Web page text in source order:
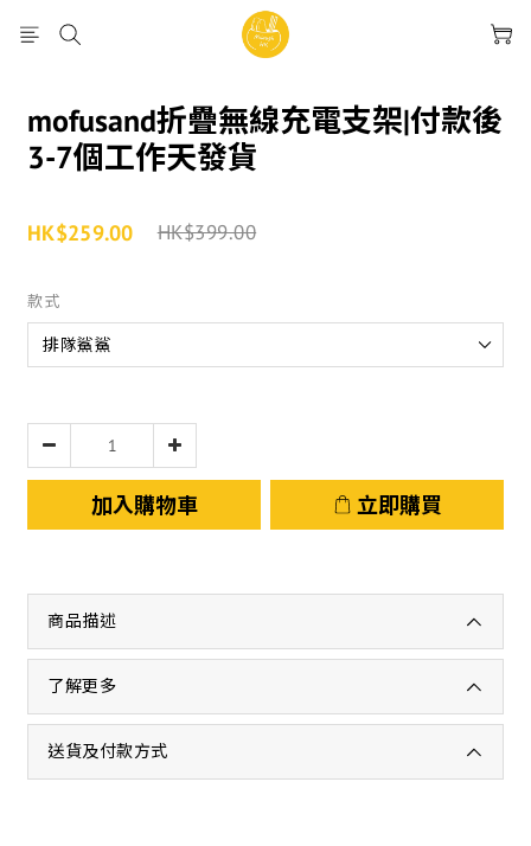
mofusand折疊無線充電支架|付款後
3-7個工作天發貨
HK$259.00 HK$399.00
款式
加入購物車 立即購買
商品描述
了解更多
送貨及付款方式